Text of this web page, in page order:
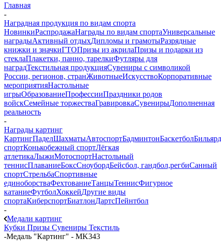
Главная
-
Наградная продукция по видам спорта
НовинкиРаспродажаНаграды по видам спортаУниверсальные
наградыАктивный отдыхДипломы и грамотыРазрядные
книжки и значкиГТОПризы из акрилаПризы и подарки из
стеклаПлакетки, панно, тарелкиФутляры для
наградТекстильная продукцияСувениры с символикой
России, регионов, странЖивотныеИскусствоКорпоративные
мероприятияНастольные
игрыОбразованиеПрофессииПраздники родов
войскСемейные торжестваГравировкаСувенирыДополненная
реальность
-
Награды картинг
КартингПаделШахматыАвтоспортБадминтонБаскетболБильярд
спортКонькобежный спортЛёгкая
атлетикаЛыжиМотоспортНастольный
теннисПлаваниеБоксСноубордБейсбол, гандбол,регбиСанный
спортСтрельбаСпортивные
единоборстваФехтованиеТанцыТеннисФигурное
катаниеФутболХоккейДругие виды
спортаКиберспортБиатлонДартсПейнтбол
-
Медали картинг
Кубки Призы Сувениры Текстиль
-Медаль "Картинг" - MK343